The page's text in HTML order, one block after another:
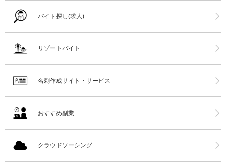
バイト探し(求人)
リゾートバイト
名刺作成サイト・サービス
おすすめ副業
クラウドソーシング